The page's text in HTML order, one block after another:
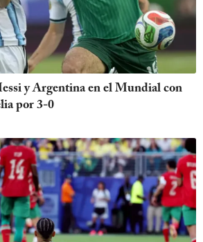
y Argentina en el Mundial con
por 3-0